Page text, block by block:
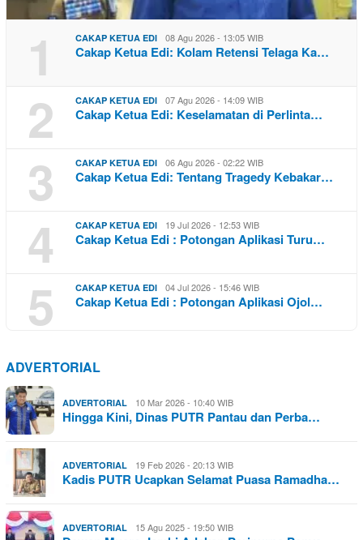
1 CAKAP KETUA EDI 08 Agu 2026 - 13:05 WIB
Cakap Ketua Edi: Kolam Retensi Telaga Ka…
2 CAKAP KETUA EDI 07 Agu 2026 - 14:09 WIB
Cakap Ketua Edi: Keselamatan di Perlinta…
3 CAKAP KETUA EDI 06 Agu 2026 - 02:22 WIB
Cakap Ketua Edi: Tentang Tragedy Kebakar…
4 CAKAP KETUA EDI 19 Jul 2026 - 12:53 WIB
Cakap Ketua Edi : Potongan Aplikasi Turu…
5 CAKAP KETUA EDI 04 Jul 2026 - 15:46 WIB
Cakap Ketua Edi : Potongan Aplikasi Ojol…
ADVERTORIAL
ADVERTORIAL 10 Mar 2026 - 10:40 WIB
Hingga Kini, Dinas PUTR Pantau dan Perba…
ADVERTORIAL 19 Feb 2026 - 20:13 WIB
Kadis PUTR Ucapkan Selamat Puasa Ramadha…
ADVERTORIAL 15 Agu 2025 - 19:50 WIB